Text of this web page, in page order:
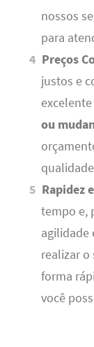
nossos
para
Preços
justos e
ou
Rapidez
tempo e,
agilidade
realizar o
forma
você